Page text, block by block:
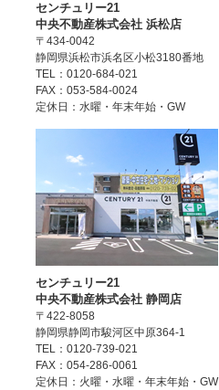
センチュリー21
中央不動産株式会社 浜松店
〒434-0042
静岡県浜松市浜名区小松3180番地
TEL：0120-684-021
FAX：053-584-0024
定休日：水曜・年末年始・GW
センチュリー21
中央不動産株式会社 静岡店
〒422-8058
静岡県静岡市駿河区中原364-1
TEL：0120-739-021
FAX：054-286-0061
定休日：火曜・水曜・年末年始・GW